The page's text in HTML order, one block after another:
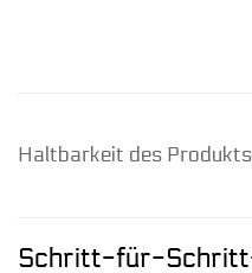
Haltbarkeit des Produkts
Schritt-für-